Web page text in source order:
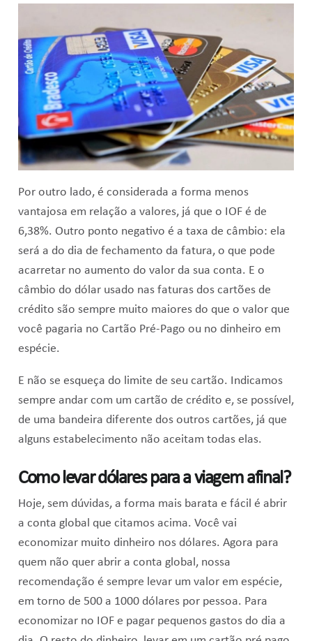
Por outro lado, é considerada a forma menos
vantajosa em relação a valores, já que o IOF é de
6,38%. Outro ponto negativo é a taxa de câmbio: ela
será a do dia de fechamento da fatura, o que pode
acarretar no aumento do valor da sua conta. E o
câmbio do dólar usado nas faturas dos cartões de
crédito são sempre muito maiores do que o valor que
você pagaria no Cartão Pré-Pago ou no dinheiro em
espécie.
E não se esqueça do limite de seu cartão. Indicamos
sempre andar com um cartão de crédito e, se possível,
de uma bandeira diferente dos outros cartões, já que
alguns estabelecimento não aceitam todas elas.
Como levar dólares para a viagem afinal?
Hoje, sem dúvidas, a forma mais barata e fácil é abrir
a conta global que citamos acima. Você vai
economizar muito dinheiro nos dólares. Agora para
quem não quer abrir a conta global, nossa
recomendação é sempre levar um valor em espécie,
em torno de 500 a 1000 dólares por pessoa. Para
economizar no IOF e pagar pequenos gastos do dia a